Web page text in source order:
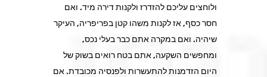
ולוחצים עליכם להזדרז ולקנות דירה מיד. ואם
חסר כסף, אז לקנות משהו קטן בפריפריה, העיקר
שיהיה. ואם במקרה אתם כבר בעלי נכס,
ומחפשים השקעה, אתם בטח רואים בשוק של
היום הזדמנות להתעשרות ולפנסיה מכובדת. אם